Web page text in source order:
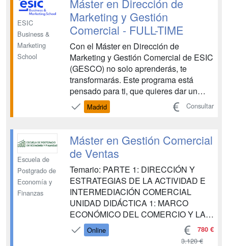
ESIC
Business &
Marketing
School
Máster en Dirección de
Marketing y Gestión
Comercial - FULL-TIME
Con el Máster en Dirección de
Marketing y Gestión Comercial de ESIC
(GESCO) no solo aprenderás, te
transformarás. Este programa está
pensado para ti, que quieres dar un
paso más en tu carrera, combinando
estrategias de marketing con una
los retos actuales del mercado. A través
de un enfoque práctico, actuali...
Madrid Consultar
Escuela de
Postgrado de
Economía y
Finanzas
Máster en Gestión Comercial
de Ventas
Temario: PARTE 1: DIRECCIÓN Y
ESTRATEGIAS DE LA ACTIVIDAD E
INTERMEDIACIÓN COMERCIAL
UNIDAD DIDÁCTICA 1: MARCO
ECONÓMICO DEL COMERCIO Y LA
INTERMEDIACIÓN COMERCIAL
UNIDAD DIDÁCTICA 2:
Online 780 €
3.120 €